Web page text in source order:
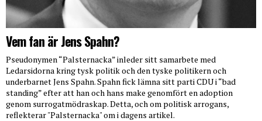
Vem fan är Jens Spahn?
Pseudonymen “Palsternacka” inleder sitt samarbete med
Ledarsidorna kring tysk politik och den tyske politikern och
underbarnet Jens Spahn. Spahn fick lämna sitt parti CDU i “bad
standing” efter att han och hans make genomfört en adoption
genom surrogatmödraskap. Detta, och om politisk arrogans,
reflekterar "Palsternacka" om i dagens artikel.